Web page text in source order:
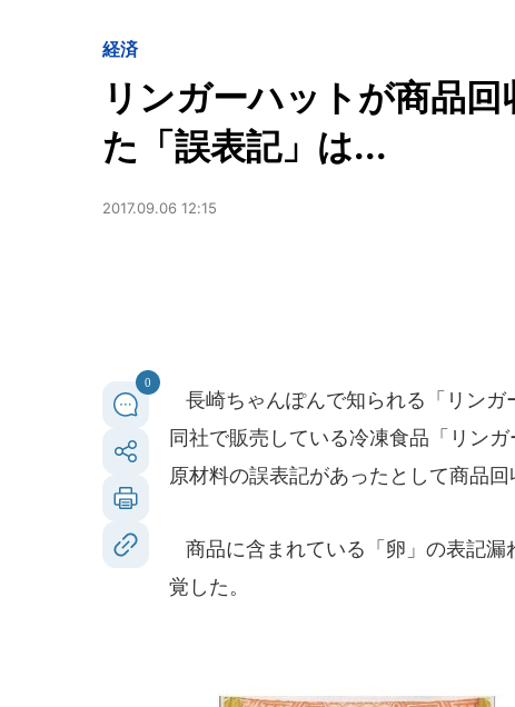
経済
リンガーハットが商品
た「誤表記」は...
2017.09.06 12:15
0
長崎ちゃんぽんで知られる「リンガ
同社で販売している冷凍食品「リン
原材料の誤表記があったとして商品
商品に含まれている「卵」の表記漏
覚した。